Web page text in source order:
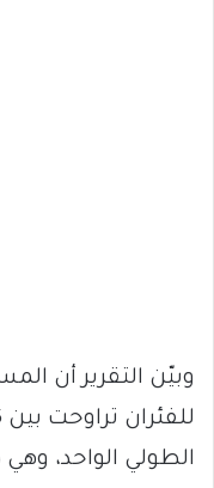
وبيّن التقرير أن
الطولي الواحد،